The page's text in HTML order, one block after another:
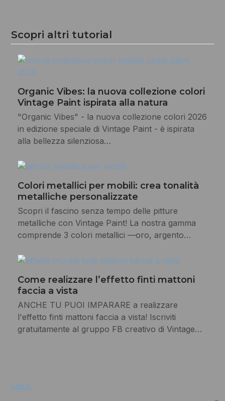
Scopri altri tutorial
Organic Vibes: la nuova collezione colori
Vintage Paint ispirata alla natura
"Organic Vibes" - la nuova collezione colori 2026
in edizione speciale di Vintage Paint - è ispirata
alla bellezza silenziosa…
Colori metallici per mobili: crea tonalità
metalliche personalizzate
Scopri il fascino senza tempo delle pitture
metalliche con Vintage Paint! La nostra gamma
comprende 3 colori metallici —oro, argento…
Come realizzare l’effetto finti mattoni
faccia a vista
ANCHE TU PUOI IMPARARE a realizzare
l'effetto finti mattoni faccia a vista! Iscriviti
gratuitamente al gruppo FB creativo di Vintage…
cerca